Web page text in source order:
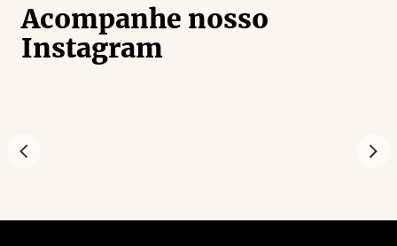
Acompanhe nosso
Instagram